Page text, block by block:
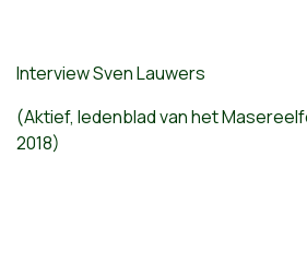
Interview Sven Lauwers
(Aktief, ledenblad van het
2018)